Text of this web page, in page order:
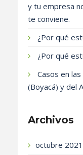
y tu empresa
te conviene.
¿Por qué
¿Por qué
Casos en
(Boyacá) y del
Archivos
octubre 2021